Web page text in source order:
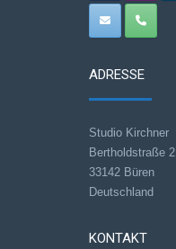
ADRESSE
Studio Kirchner
Bertholdstraße 2
33142 Büren
Deutschland
KONTAKT